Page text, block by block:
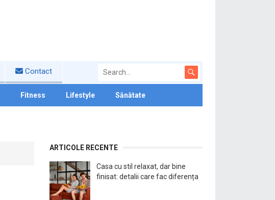
Contact
Fitness Lifestyle Sănătate
ARTICOLE RECENTE
Casa cu stil relaxat, dar bine
finisat: detalii care fac diferența